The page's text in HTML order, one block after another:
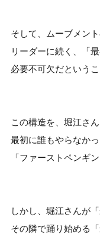
そして、ムーブメン
リーダーに続く、「
必要不可欠だというこ
この構造を、堀江さ
最初に誰もやらなか
「ファーストペンギ
しかし、堀江さんが
その隣で踊り始める